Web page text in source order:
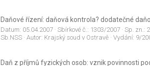
Daňové řízení: daňová kontrola? dodatečné
Datum: 05.04.2007· Sbírkové č.: 1303/2007· Sp. zn.:
Sb.NSS· Autor: Krajský soud v Ostravě · Vydání: 9/
Daň z příjmů fyzických osob: vznik povinnosti